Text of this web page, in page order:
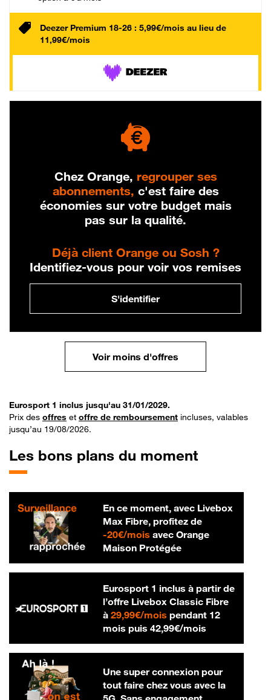
Deezer Premium 18-26 : 5,99€/mois au lieu de
11,99€/mois
Chez Orange, regrouper ses
abonnements, c'est faire des
économies sur votre budget mais
pas sur la qualité.
Déjà client Orange ou Sosh ?
Identifiez-vous pour voir vos remises
S'identifier
Voir moins d'offres
Eurosport 1 inclus jusqu'au 31/01/2029.
Prix des offres et offre de remboursement incluses, valables
jusqu’au 19/08/2026.
Les bons plans du moment
En ce moment, avec Livebox
Max Fibre, profitez de
-20€/mois20 € par mois
avec Orange
Maison Protégée
Eurosport 1 inclus à partir de
l’offre Livebox Classic Fibre
à 29,99€/mois29,99 € par mois
pendant 12
mois puis 42,99€/mois42,99 € par
Une super connexion pour
tout faire chez vous avec la